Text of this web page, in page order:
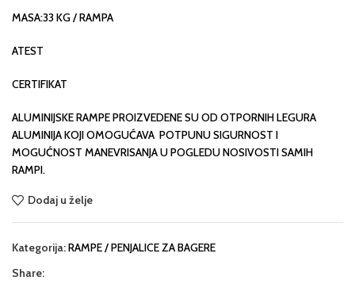
MASA:33 KG / RAMPA
ATEST
CERTIFIKAT
ALUMINIJSKE RAMPE PROIZVEDENE SU OD OTPORNIH LEGURA
ALUMINIJA KOJI OMOGUĆAVA POTPUNU SIGURNOST I
MOGUĆNOST MANEVRISANJA U POGLEDU NOSIVOSTI SAMIH
RAMPI.
Dodaj u želje
Kategorija:RAMPE / PENJALICE ZA BAGERE
Share: